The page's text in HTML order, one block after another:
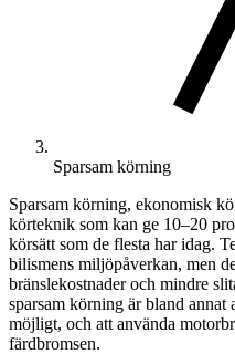
Sparsam körning
Sparsam körning, ekonomisk
körteknik som kan ge 10–20
körsätt som de flesta har idag.
bilismens miljöpåverkan, men
bränslekostnader och mindre
sparsam körning är bland annat
möjligt, och att använda
färdbromsen.